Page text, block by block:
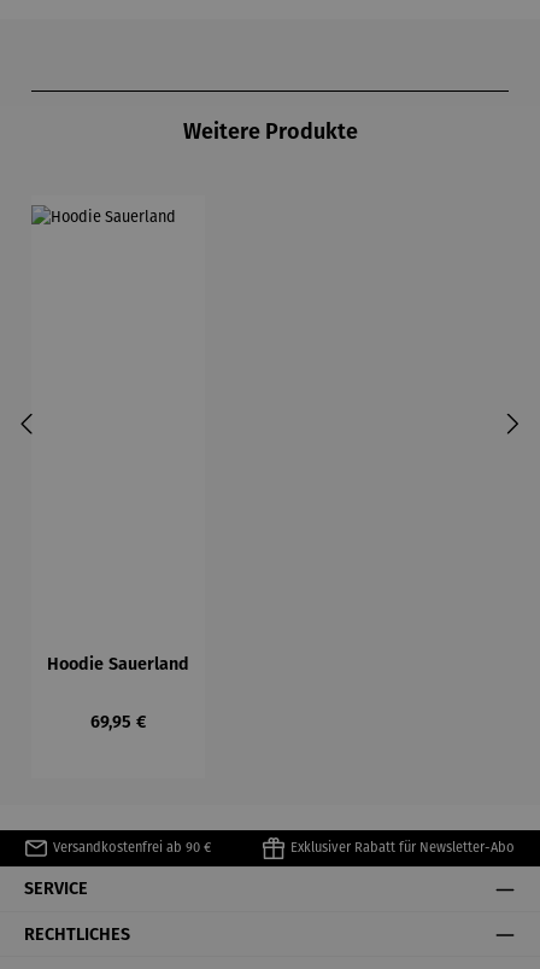
Weitere Produkte
Hoodie Sauerland
Regulärer Preis:
69,95 €
Versandkostenfrei ab 90 € Exklusiver Rabatt für Newsletter-Abo
SERVICE
RECHTLICHES